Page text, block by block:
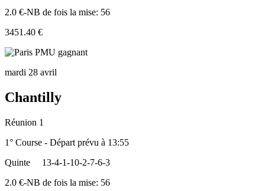
2.0 €-NB de fois la mise: 56
3451.40 €
mardi 28 avril
Chantilly
Réunion 1
1° Course - Départ prévu à 13:55
Quinte
13-4-1-10-2-7-6-3
2.0 €-NB de fois la mise: 56